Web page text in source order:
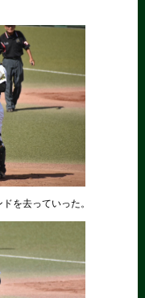
を去っていった。